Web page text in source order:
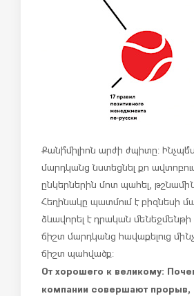
Քանի՞ միլիոն արժի ժպիտը:
մարդկանց նստեցնել քո
ընկերներին մոտ պահել,
Հեղինակը պատմում է բիզնեսի
ձևավորել է դրական մենեջմենթի
ճիշտ մարդկանց հավաքելուց
ճիշտ պահվածք:
От хорошего к великому:
компании совершают прорыв,